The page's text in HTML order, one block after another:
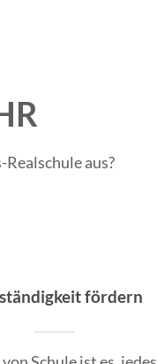
aus?
fördern